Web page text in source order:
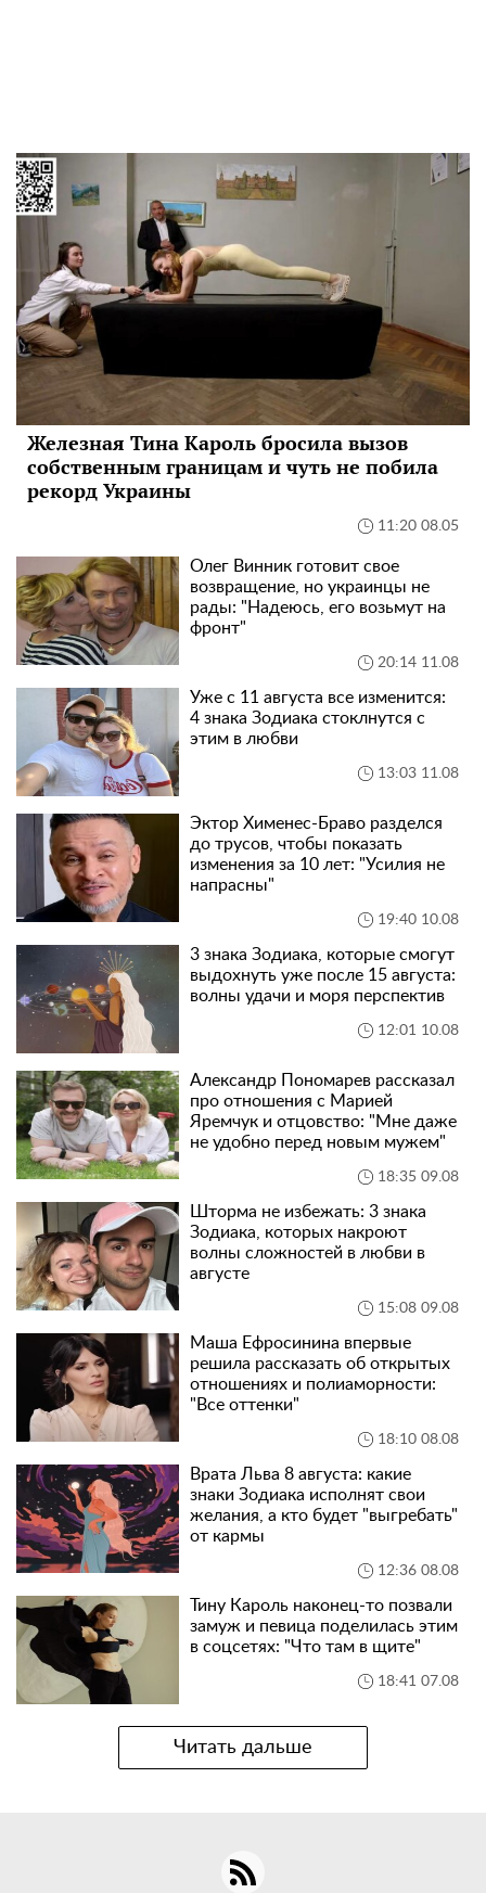
Железная Тина Кароль бросила вызов
собственным границам и чуть не побила
рекорд Украины
11:20 08.05
Олег Винник готовит свое
возвращение, но украинцы не
рады: "Надеюсь, его возьмут на
фронт"
20:14 11.08
Уже с 11 августа все изменится:
4 знака Зодиака стоклнутся с
этим в любви
13:03 11.08
Эктор Хименес-Браво разделся
до трусов, чтобы показать
изменения за 10 лет: "Усилия не
напрасны"
19:40 10.08
3 знака Зодиака, которые смогут
выдохнуть уже после 15 августа:
волны удачи и моря перспектив
12:01 10.08
Александр Пономарев рассказал
про отношения с Марией
Яремчук и отцовство: "Мне даже
не удобно перед новым мужем"
18:35 09.08
Шторма не избежать: 3 знака
Зодиака, которых накроют
волны сложностей в любви в
августе
15:08 09.08
Маша Ефросинина впервые
решила рассказать об открытых
отношениях и полиаморности:
"Все оттенки"
18:10 08.08
Врата Льва 8 августа: какие
знаки Зодиака исполнят свои
желания, а кто будет "выгребать"
от кармы
12:36 08.08
Тину Кароль наконец-то позвали
замуж и певица поделилась этим
в соцсетях: "Что там в щите"
18:41 07.08
Читать дальше